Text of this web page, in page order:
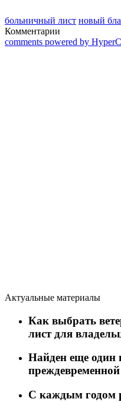
больничный лист новый
Комментарии
comments powered by
Актуальные материалы
Как выбрать
лист для
Найден еще
C каждым годом